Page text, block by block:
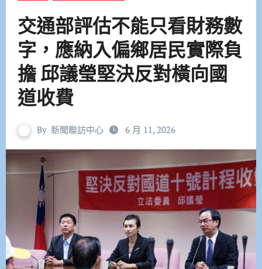
交通部評估不能只看財務數
字，應納入偏鄉居民實際負
擔 邱議瑩堅決反對橫向國
道收費
By 新聞聯訪中心 6 月 11, 2026